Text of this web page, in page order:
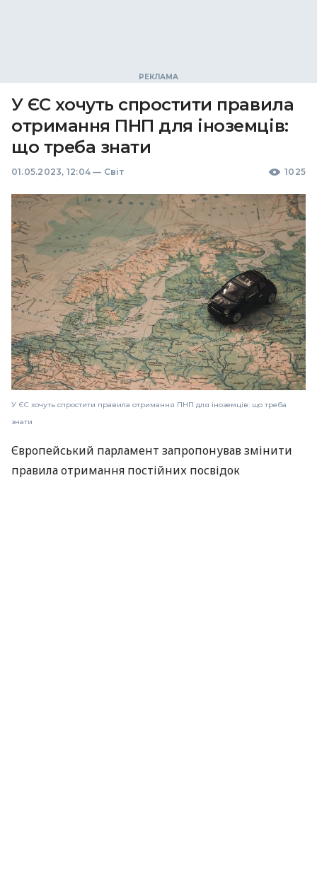
У ЄС хочуть спростити правила
отримання ПНП для іноземців:
що треба знати
01.05.2023, 12:04 — Світ 1025
У ЄС хочуть спростити правила отримання ПНП для іноземців: що треба
знати
Європейський парламент запропонував змінити
правила отримання постійних посвідок